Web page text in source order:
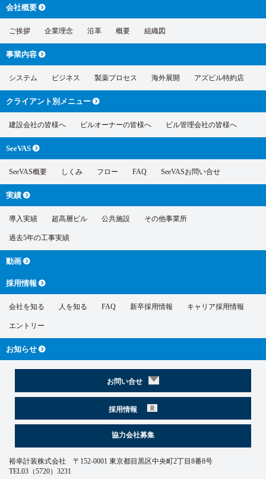
会社概要
ご挨拶 企業理念 沿革 概要 組織図
事業内容
システム ビジネス 製薬プロセス 海外展開 アズビル特約店
クライアント別 メニュー
建設会社の皆様へ ビルオーナーの皆様へ ビル管理会社の皆様へ
SeeVAS
SeeVAS概要 しくみ フロー FAQ SeeVASお問い合せ
実績
導入実績 超高層ビル 公共施設 その他事業所
過去5年の工事実績
動画
採用情報
会社を知る 人を知る FAQ 新卒採用情報 キャリア採用情報
エントリー
お知らせ
お問い合せ
採用情報
協力会社募集
裕幸計装株式会社 〒152-0001 東京都目黒区中央町2丁目8番8号
TEL03（5720）3231